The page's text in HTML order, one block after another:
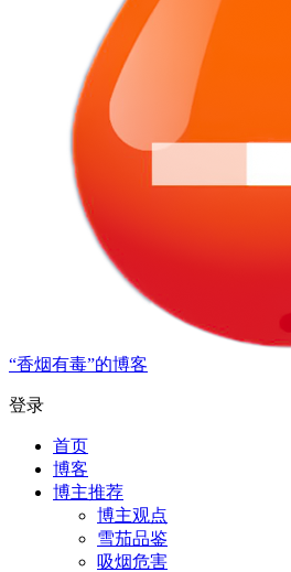
“香烟有毒”的博客
登录
首页
博客
博主推荐
博主观点
雪茄品鉴
吸烟危害